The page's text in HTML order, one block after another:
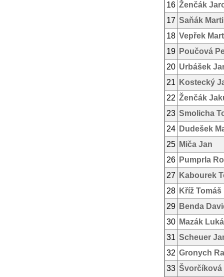
16 Ženčák
17 Saňák
18 Vepřek
19 Poučová
20 Urbášek
21
Kostecký
22 Ženčák
23 Smolicha
24 Dudešek
25 Miča Jan
26 Pumprla
27
Kabourek
28 Kříž Tomáš
29 Benda
30 Mazák
31 Scheuer
32 Gronych
33 Švorčíková